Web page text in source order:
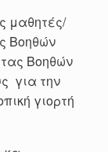
μαθητές/
Βοηθών
Βοηθών
για την
γιορτή